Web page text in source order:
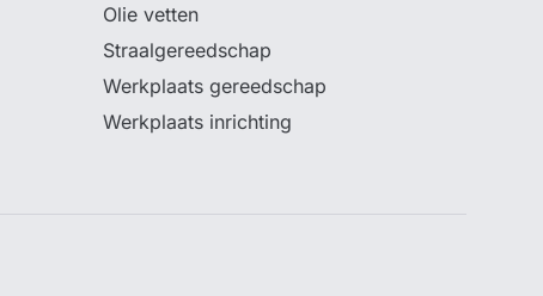
Olie vetten
Straalgereedschap
Werkplaats gereedschap
Werkplaats inrichting